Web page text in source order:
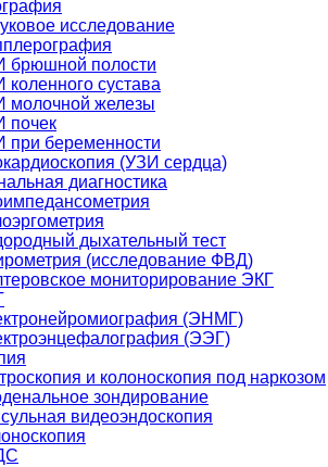
исследование
брюшной полости
коленного сустава
молочной железы
почек
при беременности
(УЗИ сердца)
диагностика
дыхательный тест
(исследование ФВД)
мониторирование ЭКГ
(ЭНМГ)
(ЭЭГ)
и колоноскопия под наркозом
зондирование
видеоэндоскопия